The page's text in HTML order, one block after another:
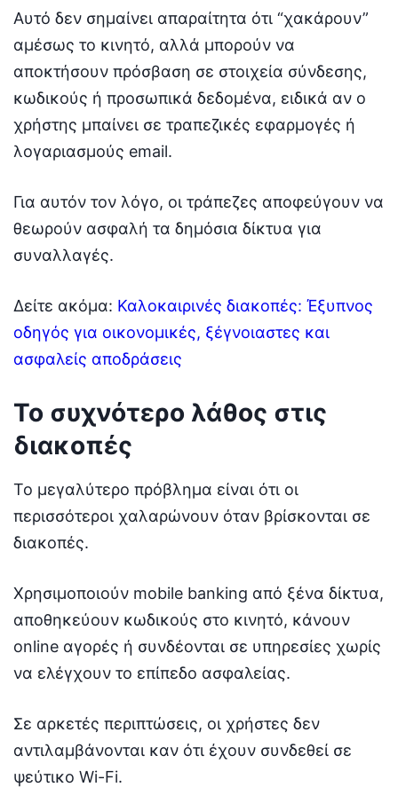
Αυτό δεν σημαίνει απαραίτητα ότι “χακάρουν”
αμέσως το κινητό, αλλά μπορούν να
αποκτήσουν πρόσβαση σε στοιχεία σύνδεσης,
κωδικούς ή προσωπικά δεδομένα, ειδικά αν ο
χρήστης μπαίνει σε τραπεζικές εφαρμογές ή
λογαριασμούς email.
Για αυτόν τον λόγο, οι τράπεζες αποφεύγουν να
θεωρούν ασφαλή τα δημόσια δίκτυα για
συναλλαγές.
Δείτε ακόμα: Καλοκαιρινές διακοπές: Έξυπνος
οδηγός για οικονομικές, ξέγνοιαστες και
ασφαλείς αποδράσεις
Το συχνότερο λάθος στις
διακοπές
Το μεγαλύτερο πρόβλημα είναι ότι οι
περισσότεροι χαλαρώνουν όταν βρίσκονται σε
διακοπές.
Χρησιμοποιούν mobile banking από ξένα δίκτυα,
αποθηκεύουν κωδικούς στο κινητό, κάνουν
online αγορές ή συνδέονται σε υπηρεσίες χωρίς
να ελέγχουν το επίπεδο ασφαλείας.
Σε αρκετές περιπτώσεις, οι χρήστες δεν
αντιλαμβάνονται καν ότι έχουν συνδεθεί σε
ψεύτικο Wi-Fi.